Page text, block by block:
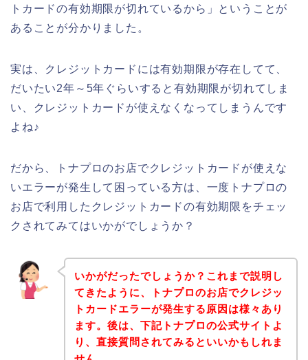
トカードの有効期限が切れているから」ということが
あることが分かりました。
実は、クレジットカードには有効期限が存在してて、
だいたい2年～5年ぐらいすると有効期限が切れてしま
い、クレジットカードが使えなくなってしまうんです
よね♪
だから、トナプロのお店でクレジットカードが使えな
いエラーが発生して困っている方は、一度トナプロの
お店で利用したクレジットカードの有効期限をチェッ
クされてみてはいかがでしょうか？
いかがだったでしょうか？これまで説明し
てきたように、トナプロのお店でクレジッ
トカードエラーが発生する原因は様々あり
ます。後は、下記トナプロの公式サイトよ
り、直接質問されてみるといいかもしれま